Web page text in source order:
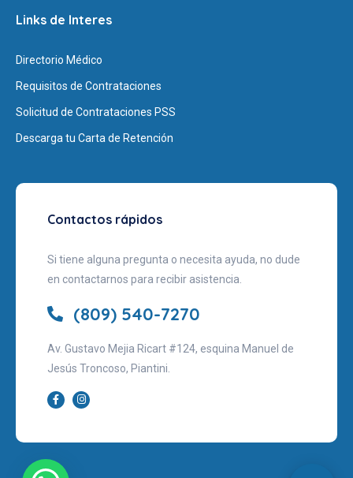
Links de Interes
Directorio Médico
Requisitos de Contrataciones
Solicitud de Contrataciones PSS
Descarga tu Carta de Retención
Contactos rápidos
Si tiene alguna pregunta o necesita ayuda, no dude
en contactarnos para recibir asistencia.
(809) 540-7270
Av. Gustavo Mejia Ricart #124, esquina Manuel de
Jesús Troncoso, Piantini.